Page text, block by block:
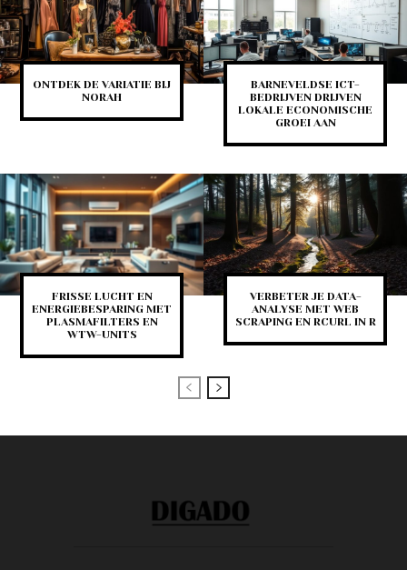
ONTDEK DE VARIATIE BIJ
NORAH
BARNEVELDSE ICT-
BEDRIJVEN DRIJVEN
LOKALE ECONOMISCHE
GROEI AAN
FRISSE LUCHT EN
ENERGIEBESPARING MET
PLASMAFILTERS EN
WTW-UNITS
VERBETER JE DATA-
ANALYSE MET WEB
SCRAPING EN RCURL IN R